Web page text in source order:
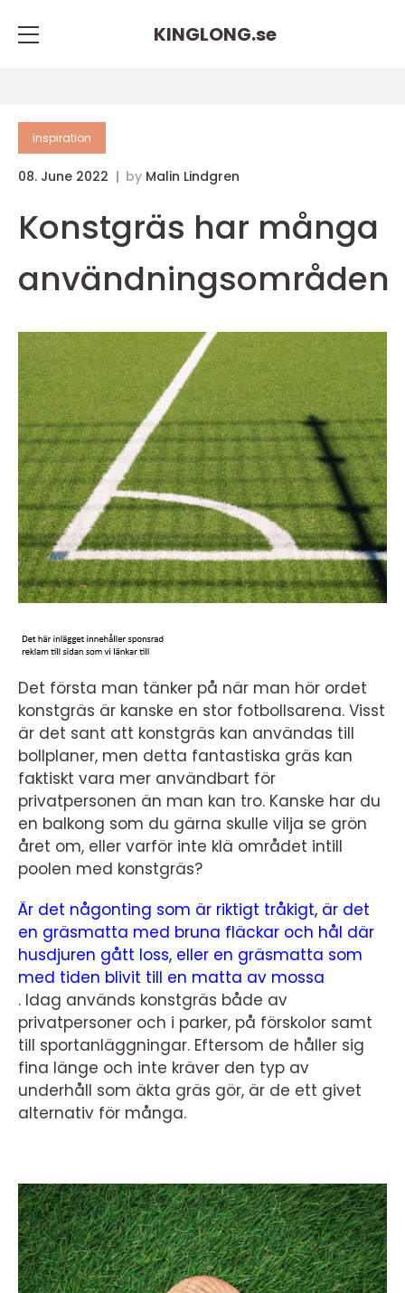
KINGLONG.se
inspiration
08. June 2022 by Malin Lindgren
Konstgräs har många
användningsområden
Det första man tänker på när man hör ordet
konstgräs är kanske en stor fotbollsarena. Visst
är det sant att konstgräs kan användas till
bollplaner, men detta fantastiska gräs kan
faktiskt vara mer användbart för
privatpersonen än man kan tro. Kanske har du
en balkong som du gärna skulle vilja se grön
året om, eller varför inte klä området intill
poolen med konstgräs?
Är det någonting som är riktigt tråkigt, är det
en gräsmatta med bruna fläckar och hål där
husdjuren gått loss, eller en gräsmatta som
med tiden blivit till en matta av mossa
. Idag används konstgräs både av
privatpersoner och i parker, på förskolor samt
till sportanläggningar. Eftersom de håller sig
fina länge och inte kräver den typ av
underhåll som äkta gräs gör, är de ett givet
alternativ för många.